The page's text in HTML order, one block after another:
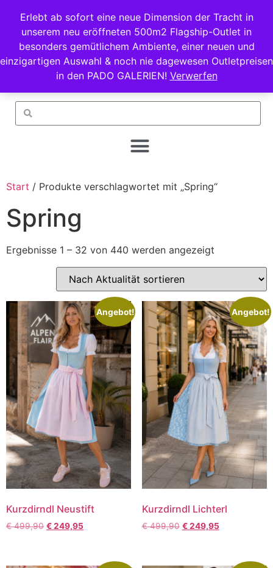
Erlebt ab sofort eine neue Dimension der Tracht in
unserem neu eröffneten 500m2 Flagship-Outlet in
besonders gemütlichem Ambiente, einer neuen und
einzigartigen Auswahl & noch nie dagewesen Outletpreisen
in den PADO GALERIEN! Verwerfen
Start / Produkte verschlagwortet mit „Spring“
Spring
Ergebnisse 1 – 32 von 440 werden angezeigt
Angebot!
Kurzdirndl Neustift
€499,90 €249,95
Angebot!
Kurzdirndl Lichterl
€499,90 €249,95